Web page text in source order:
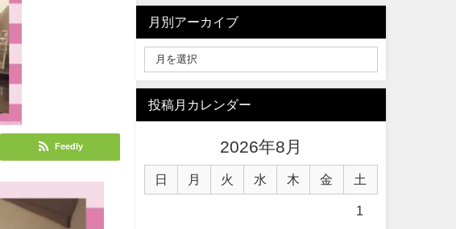
Feedly
月別アーカイブ
投稿月カレンダー
2026年8月
日 月 火 水 木 金 土
1